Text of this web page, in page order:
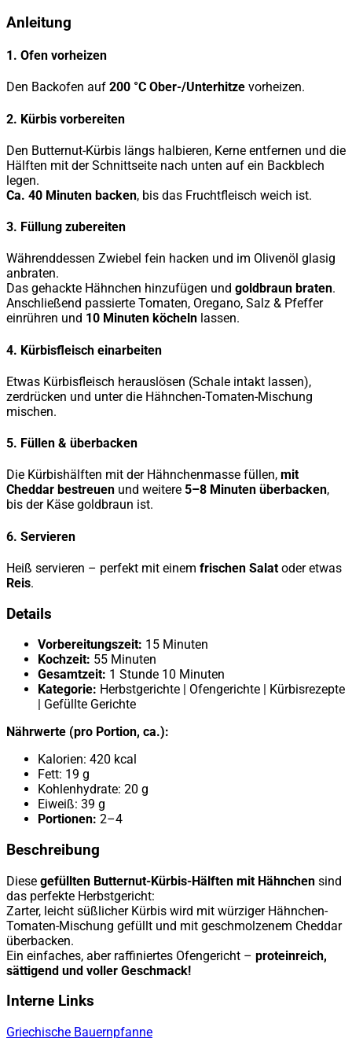
Anleitung
1. Ofen vorheizen
Den Backofen auf 200 °C Ober-/Unterhitze vorheizen.
2. Kürbis vorbereiten
Den Butternut-Kürbis längs halbieren, Kerne entfernen und die
Hälften mit der Schnittseite nach unten auf ein Backblech
legen.
Ca. 40 Minuten backen, bis das Fruchtfleisch weich ist.
3. Füllung zubereiten
Währenddessen Zwiebel fein hacken und im Olivenöl glasig
anbraten.
Das gehackte Hähnchen hinzufügen und goldbraun braten.
Anschließend passierte Tomaten, Oregano, Salz & Pfeffer
einrühren und 10 Minuten köcheln lassen.
4. Kürbisfleisch einarbeiten
Etwas Kürbisfleisch herauslösen (Schale intakt lassen),
zerdrücken und unter die Hähnchen-Tomaten-Mischung
mischen.
5. Füllen & überbacken
Die Kürbishälften mit der Hähnchenmasse füllen, mit
Cheddar bestreuen und weitere 5–8 Minuten überbacken,
bis der Käse goldbraun ist.
6. Servieren
Heiß servieren – perfekt mit einem frischen Salat oder etwas
Reis.
Details
Vorbereitungszeit: 15 Minuten
Kochzeit: 55 Minuten
Gesamtzeit: 1 Stunde 10 Minuten
Kategorie: Herbstgerichte | Ofengerichte | Kürbisrezepte
| Gefüllte Gerichte
Nährwerte (pro Portion, ca.):
Kalorien: 420 kcal
Fett: 19 g
Kohlenhydrate: 20 g
Eiweiß: 39 g
Portionen: 2–4
Beschreibung
Diese gefüllten Butternut-Kürbis-Hälften mit Hähnchen sind
das perfekte Herbstgericht:
Zarter, leicht süßlicher Kürbis wird mit würziger Hähnchen-
Tomaten-Mischung gefüllt und mit geschmolzenem Cheddar
überbacken.
Ein einfaches, aber raffiniertes Ofengericht – proteinreich,
sättigend und voller Geschmack!
Interne Links
Griechische Bauernpfanne